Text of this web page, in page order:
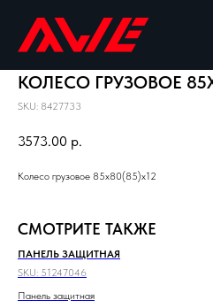
КОЛЕСО ГРУЗОВОЕ
SKU: 8427733
3573.00 р.
Колесо грузовое 85x80(85)x12
СМОТРИТЕ ТАКЖЕ
ПАНЕЛЬ ЗАЩИТНАЯ
SKU: 51247046
Панель защитная